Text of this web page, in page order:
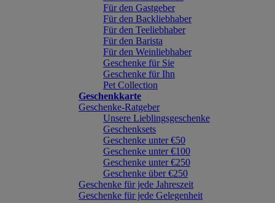
Für den Gastgeber
Für den Backliebhaber
Für den Teeliebhaber
Für den Barista
Für den Weinliebhaber
Geschenke für Sie
Geschenke für Ihn
Pet Collection
Geschenkkarte
Geschenke-Ratgeber
Unsere Lieblingsgeschenke
Geschenksets
Geschenke unter €50
Geschenke unter €100
Geschenke unter €250
Geschenke über €250
Geschenke für jede Jahreszeit
Geschenke für jede Gelegenheit